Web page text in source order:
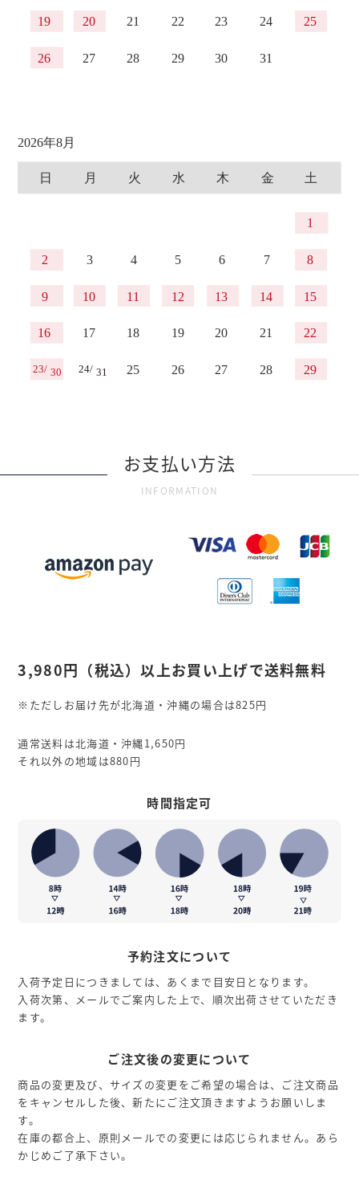
お支払い方法
INFORMATION
3,980円 （税込）以上お買い上げで送料無料
※ただしお届け先が北海道・沖縄の場合は825円
通常送料は北海道・沖縄1,650円
それ以外の地域は880円
時間指定可
予約注文について
入荷予定日につきましては、あくまで目安日となります。
入荷次第、メールでご案内した上で、順次出荷させていただき
ます。
ご注文後の変更について
商品の変更及び、サイズの変更をご希望の場合は、ご注文商品
をキャンセルした後、新たにご注文頂きますようお願いしま
す。
在庫の都合上、原則メールでの変更には応じられません。あら
かじめご了承下さい。